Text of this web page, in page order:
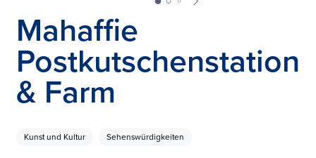
Mahaffie
Postkutschenstation
& Farm
Kunst und Kultur Sehenswürdigkeiten